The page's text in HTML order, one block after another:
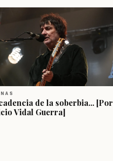
de la soberbia... [Por
Vidal Guerra]